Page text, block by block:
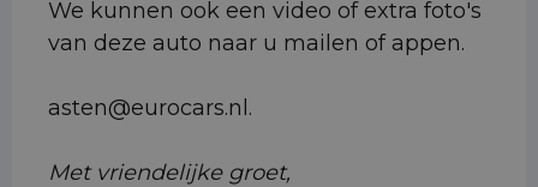
We kunnen ook een video of extra foto's
van deze auto naar u mailen of appen.
asten@eurocars.nl.
Met vriendelijke groet,